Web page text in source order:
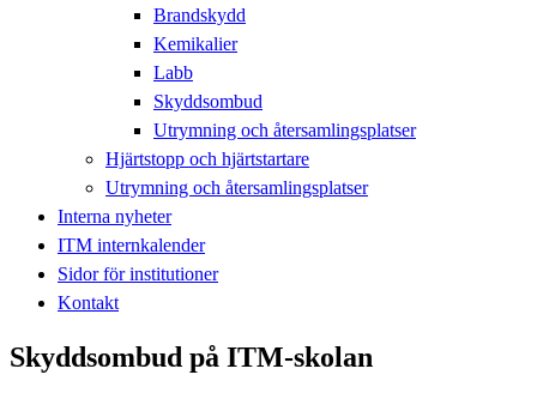
Brandskydd
Kemikalier
Labb
Skyddsombud
Utrymning och återsamlingsplatser
Hjärtstopp och hjärtstartare
Utrymning och återsamlingsplatser
Interna nyheter
ITM internkalender
Sidor för institutioner
Kontakt
Skyddsombud på ITM-skolan